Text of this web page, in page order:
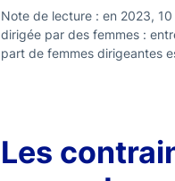
Note de lecture : en 2023,
dirigée par des femmes :
part de femmes dirigeantes
Les